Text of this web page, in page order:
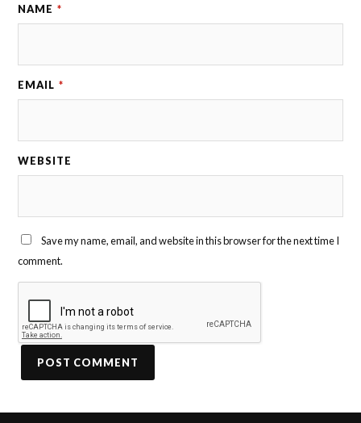
NAME *
EMAIL *
WEBSITE
Save my name, email, and website in this browser for the next time I
comment.